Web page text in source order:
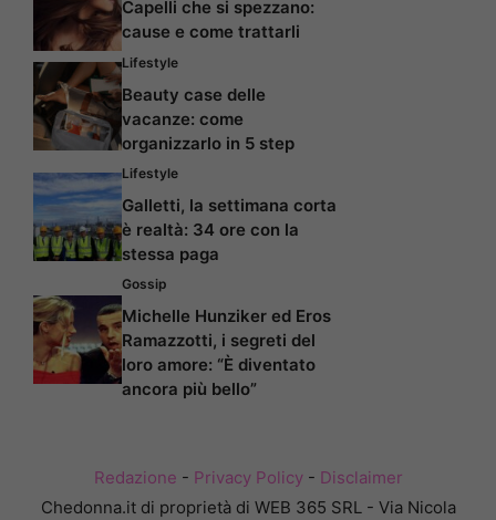
Capelli che si spezzano:
cause e come trattarli
Lifestyle
Beauty case delle
vacanze: come
organizzarlo in 5 step
Lifestyle
Galletti, la settimana corta
è realtà: 34 ore con la
stessa paga
Gossip
Michelle Hunziker ed Eros
Ramazzotti, i segreti del
loro amore: “È diventato
ancora più bello”
Redazione - Privacy Policy- Disclaimer
Chedonna.it di proprietà di WEB 365 SRL - Via Nicola